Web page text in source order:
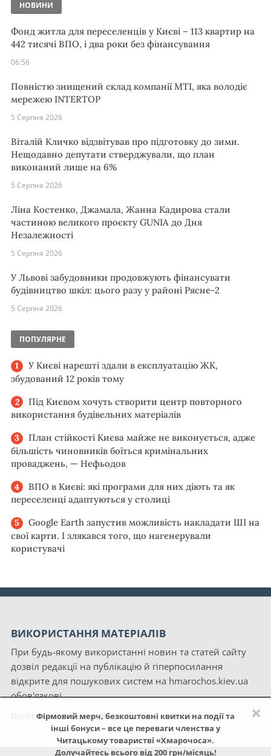
×
Фірмовий мерч, безкоштовні квитки на події та
інші бонуси – все це переваги членства у
Читацькому товаристві «Хмарочоса».
Долучайтесь всього від 200 грн/місяць!
НОВИНИ
Фонд житла для переселенців у Києві – 113 квартир на
442 тисячі ВПО, і два роки без фінансування
06:56
Повністю знищений склад компанії MTI, яка володіє
мережею INTERTOP
5 Серпня 2026
Віталій Кличко відзвітував про підготовку до зими.
Нещодавно депутати стверджували, що план
виконаний лише на 6%
5 Серпня 2026
Ліна Костенко, Джамала, Жанна Кадирова стали
частиною великого проєкту GUNIA до Дня
Незалежності
5 Серпня 2026
У Львові забудовники продовжують фінансувати
будівництво шкіл: цього разу у районі Рясне-2
5 Серпня 2026
ПОПУЛЯРНЕ
У Києві нарешті здали в експлуатацію ЖК,
збудований 12 років тому
Під Києвом хочуть створити центр повторного
використання будівельних матеріалів
План стійкості Києва майже не виконується, адже
більшість чиновників боїться кримінальних
проваджень, — Нефьодов
ВПО в Києві: які програми для них діють та як
переселенці адаптуються у столиці
Google Earth запустив можливість накладати ШІ на
свої карти. І злякався того, що нагенерували
користувачі
ВИКОРИСТАННЯ МАТЕРІАЛІВ
При будь-якому використанні новин та статей сайту
дозвіл редакції на публікацію й гіперпосилання
відкрите для пошукових систем на hmarochos.kiev.ua
обов'язкові.
Політика конфіденційності сайту «Хмарочос»